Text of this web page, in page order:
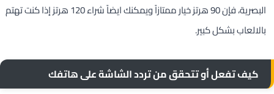
البصرية، فإن 90 هرتز خيار ممتازاً ويمكنك ايضاً شراء 120 هرتز إذا كنت تهتم
بالالعاب بشكل كبير.
كيف تفعل أو تتحقق من تردد الشاشة على هاتفك